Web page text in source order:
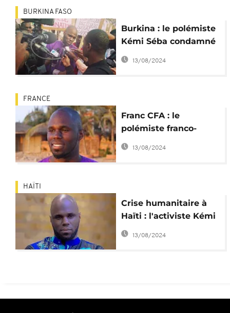
BURKINA FASO
Burkina : le polémiste
Kémi Séba condamné
pour "outrage" au
13/08/2024
FRANCE
Franc CFA : le
polémiste franco-
béninois Kémi Séba
13/08/2024
HAÏTI
Crise humanitaire à
Haïti : l'activiste Kémi
Séba aux côtés des
sinistrés
13/08/2024